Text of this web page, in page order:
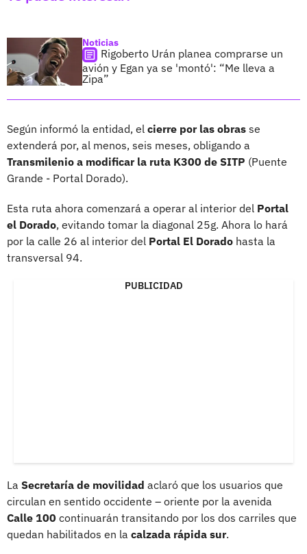
Noticias
Rigoberto Urán planea comprarse un
avión y Egan ya se 'montó': “Me lleva a
Zipa”
Según informó la entidad, el cierre por las obras se
extenderá por, al menos, seis meses, obligando a
Transmilenio a modificar la ruta K300 de SITP (Puente
Grande - Portal Dorado).
Esta ruta ahora comenzará a operar al interior del Portal
el Dorado, evitando tomar la diagonal 25g. Ahora lo hará
por la calle 26 al interior del Portal El Dorado hasta la
transversal 94.
PUBLICIDAD
La Secretaría de movilidad aclaró que los usuarios que
circulan en sentido occidente – oriente por la avenida
Calle 100 continuarán transitando por los dos carriles que
quedan habilitados en la calzada rápida sur.